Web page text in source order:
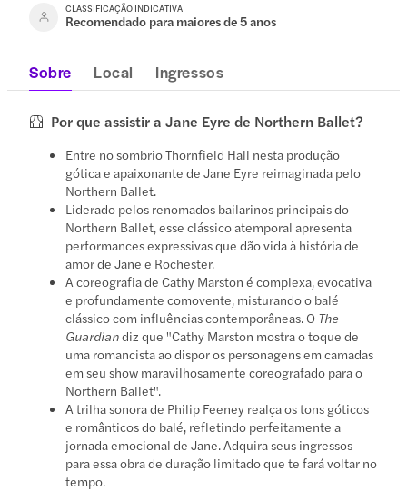
CLASSIFICAÇÃO INDICATIVA
Recomendado para maiores de 5 anos
Sobre Local Ingressos
Por que assistir a Jane Eyre de Northern Ballet?
Entre no sombrio Thornfield Hall nesta produção
gótica e apaixonante de Jane Eyre reimaginada pelo
Northern Ballet.
Liderado pelos renomados bailarinos principais do
Northern Ballet, esse clássico atemporal apresenta
performances expressivas que dão vida à história de
amor de Jane e Rochester.
A coreografia de Cathy Marston é complexa, evocativa
e profundamente comovente, misturando o balé
clássico com influências contemporâneas. O The
Guardiandiz que "Cathy Marston mostra o toque de
uma romancista ao dispor os personagens em camadas
em seu show maravilhosamente coreografado para o
Northern Ballet".
A trilha sonora de Philip Feeney realça os tons góticos
e românticos do balé, refletindo perfeitamente a
jornada emocional de Jane. Adquira seus ingressos
para essa obra de duração limitado que te fará voltar no
tempo.